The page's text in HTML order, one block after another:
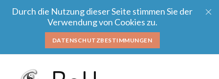
Durch die Nutzung dieser Seite stimmen Sie der
Verwendung von Cookies zu.
DATENSCHUTZBESTIMMUNGEN